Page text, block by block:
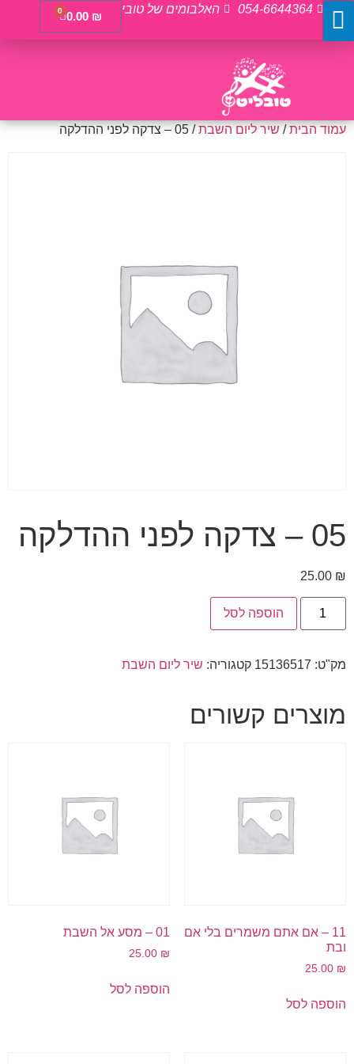
054-6644364 האלבומים של טובי
0.00 ₪
0
עמוד הבית/שיר ליום השבת/ 05 – צדקה לפני ההדלקה
05 – צדקה לפני ההדלקה
25.00 ₪
הוספה לסל
מק"ט: 15136517 קטגוריה: שיר ליום השבת
מוצרים קשורים
11 – אם אתם משמרים בלי אם
ובת
25.00 ₪
הוספה לסל
01 – מסע אל השבת
25.00 ₪
הוספה לסל